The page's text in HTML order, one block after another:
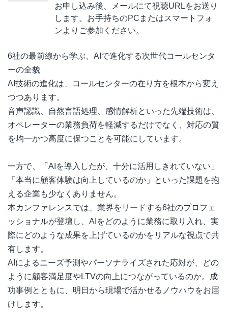
お申し込み後、メールにて視聴URLをお送り
します。お手持ちのPCまたはスマートフォ
ンよりご参加ください。
6社の最前線から学ぶ、AIで進化する次世代コールセンタ
ーの全貌
AI技術の進化は、コールセンターの在り方を根本から変え
つつあります。
音声認識、自然言語処理、感情解析といった先端技術は、
オペレーターの業務負荷を軽減するだけでなく、対応の質
を均一かつ高度に保つことを可能にしています。
一方で、「AIを導入したが、十分に活用しきれていない」
「本当に顧客体験は向上しているのか」といった課題を抱
える企業も少なくありません。
本カンファレンスでは、業界をリードする6社のプロフェ
ッショナルが登壇し、AIをどのように業務に取り入れ、実
際にどのような成果を上げているのかをリアルな視点で共
有します。
AIによるニーズ予測やパーソナライズされた応対が、どの
ように顧客満足度やLTVの向上につながっているのか。成
功事例とともに、明日から現場で活かせるノウハウをお届
けします。